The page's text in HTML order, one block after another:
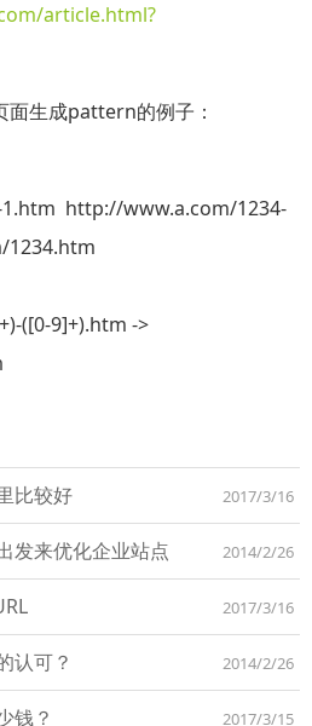
article.html?
面生成pattern的例子：
http://www.a.com/1234-
([0-9]+).htm ->
比较好 2017/3/16
发来优化企业站点 2014/2/26
2017/3/16
认可？ 2014/2/26
钱？ 2017/3/15